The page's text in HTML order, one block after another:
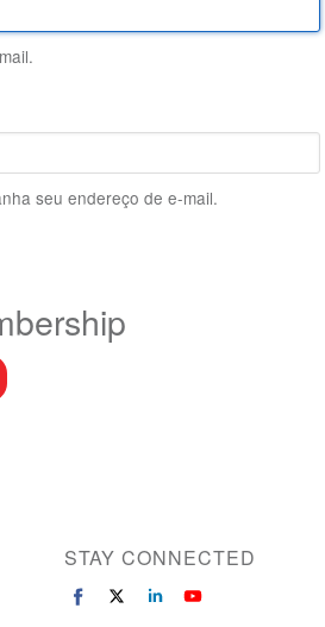
seu endereço de e-mail.
STAY CONNECTED